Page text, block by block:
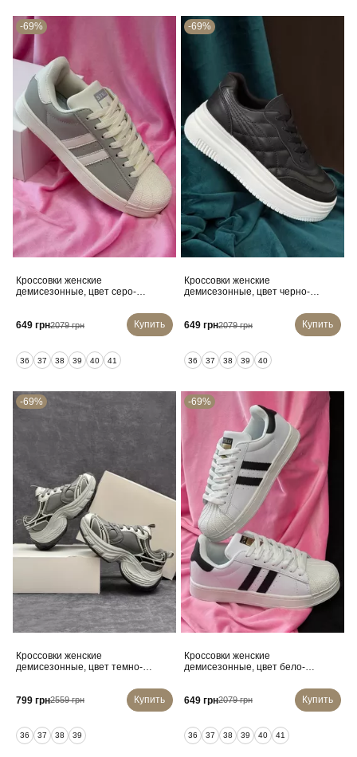
-69%
Кроссовки женские
демисезонные, цвет серо-
649 грн2079 грн Купить
36 37 38 39 40 41
-69%
Кроссовки женские
демисезонные, цвет черно-
649 грн2079 грн Купить
36 37 38 39 40
-69%
Кроссовки женские
демисезонные, цвет темно-
799 грн2559 грн Купить
36 37 38 39
-69%
Кроссовки женские
демисезонные, цвет бело-
649 грн2079 грн Купить
36 37 38 39 40 41